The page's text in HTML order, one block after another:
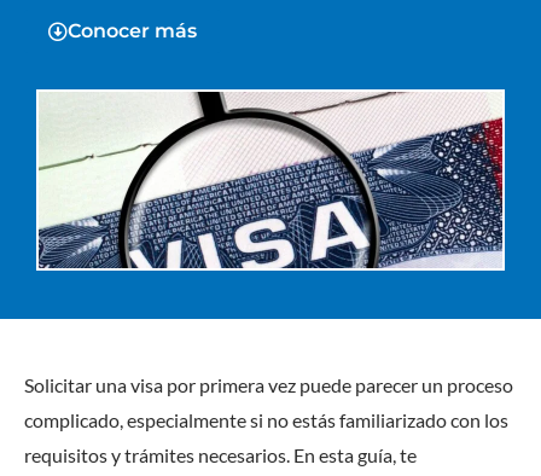
Conocer más
Solicitar una visa por primera vez puede parecer un proceso
complicado, especialmente si no estás familiarizado con los
requisitos y trámites necesarios. En esta guía, te